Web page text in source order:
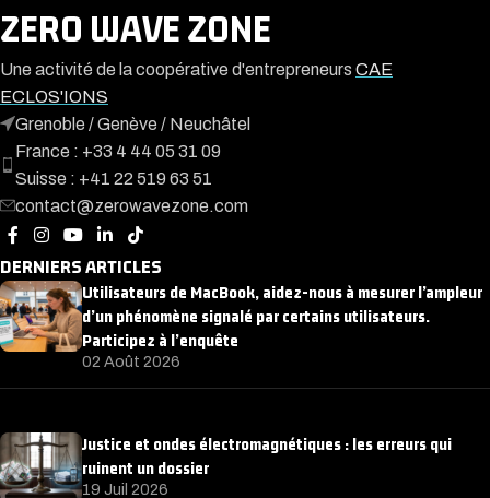
ZERO WAVE ZONE
Une activité de la coopérative d'entrepreneurs CAE
ECLOS'IONS
Grenoble / Genève / Neuchâtel
France : +33 4 44 05 31 09
Suisse : +41 22 519 63 51
contact@zerowavezone.com
DERNIERS ARTICLES
Utilisateurs de MacBook, aidez-nous à mesurer l’ampleur
d’un phénomène signalé par certains utilisateurs.
Participez à l’enquête
02 Août 2026
Justice et ondes électromagnétiques : les erreurs qui
ruinent un dossier
19 Juil 2026